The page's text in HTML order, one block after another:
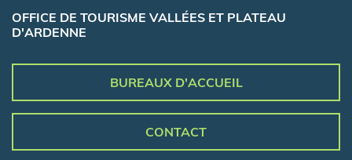
OFFICE DE TOURISME VALLÉES ET PLATEAU
D'ARDENNE
BUREAUX D'ACCUEIL
CONTACT